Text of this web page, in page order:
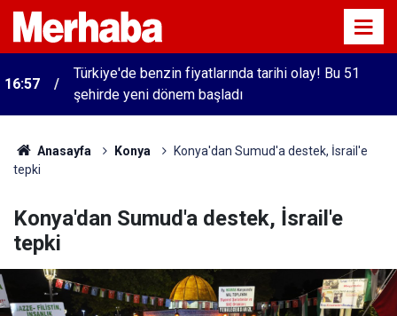
16:57
Türkiye'de benzin fiyatlarında tarihi olay! Bu 51
şehirde yeni dönem başladı
Anasayfa Konya
Konya'dan Sumud'a destek, İsrail'e
tepki
Konya'dan Sumud'a destek, İsrail'e
tepki